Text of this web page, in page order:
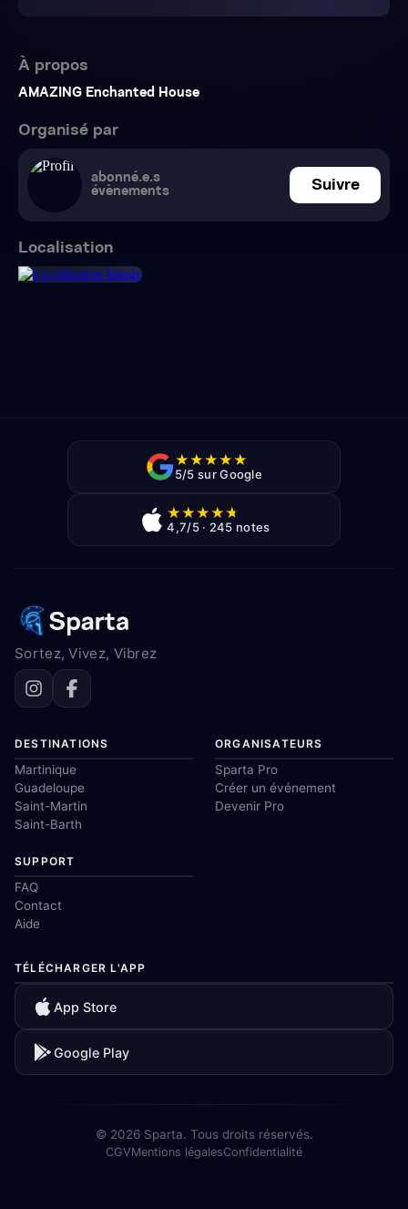
À propos
AMAZING Enchanted House
Organisé par
abonné.e.s
évènements
Suivre
Localisation
★★★★★
5/5 sur Google
★★★★★
4,7/5 · 245 notes
Sortez, Vivez, Vibrez
DESTINATIONS
Martinique
Guadeloupe
Saint-Martin
Saint-Barth
ORGANISATEURS
Sparta Pro
Créer un événement
Devenir Pro
SUPPORT
FAQ
Contact
Aide
TÉLÉCHARGER L'APP
App Store
Google Play
© 2026 Sparta. Tous droits réservés.
CGVMentions légalesConfidentialité